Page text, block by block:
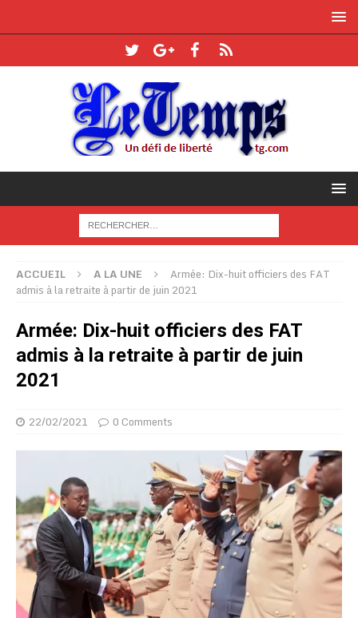
ACCUEIL A LA UNE
Armée: Dix-huit officiers des FAT
admis à la retraite à partir de juin 2021
Armée: Dix-huit officiers des FAT
admis à la retraite à partir de juin
2021
22/02/2021 0 Comments